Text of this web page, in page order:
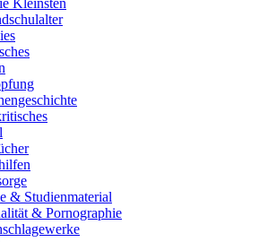
Kleinsten
& Studienmaterial
& Pornographie